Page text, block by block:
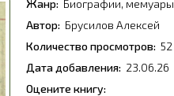
Жанр: Биографии, мемуары
Автор: Брусилов Алексей
Количество просмотров: 52
Дата добавления: 23.06.26
Оцените книгу: